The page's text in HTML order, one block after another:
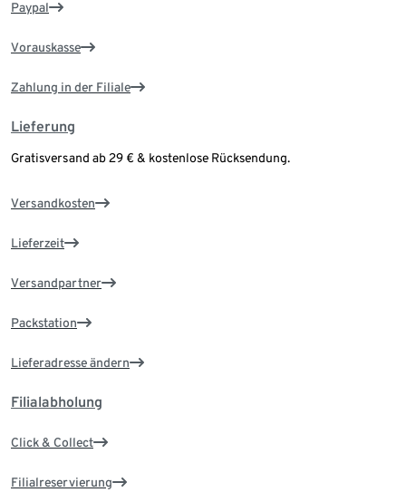
Paypal
Vorauskasse
Zahlung in der Filiale
Lieferung
Gratisversand ab 29 € & kostenlose Rücksendung.
Versandkosten
Lieferzeit
Versandpartner
Packstation
Lieferadresse ändern
Filialabholung
Click & Collect
Filialreservierung